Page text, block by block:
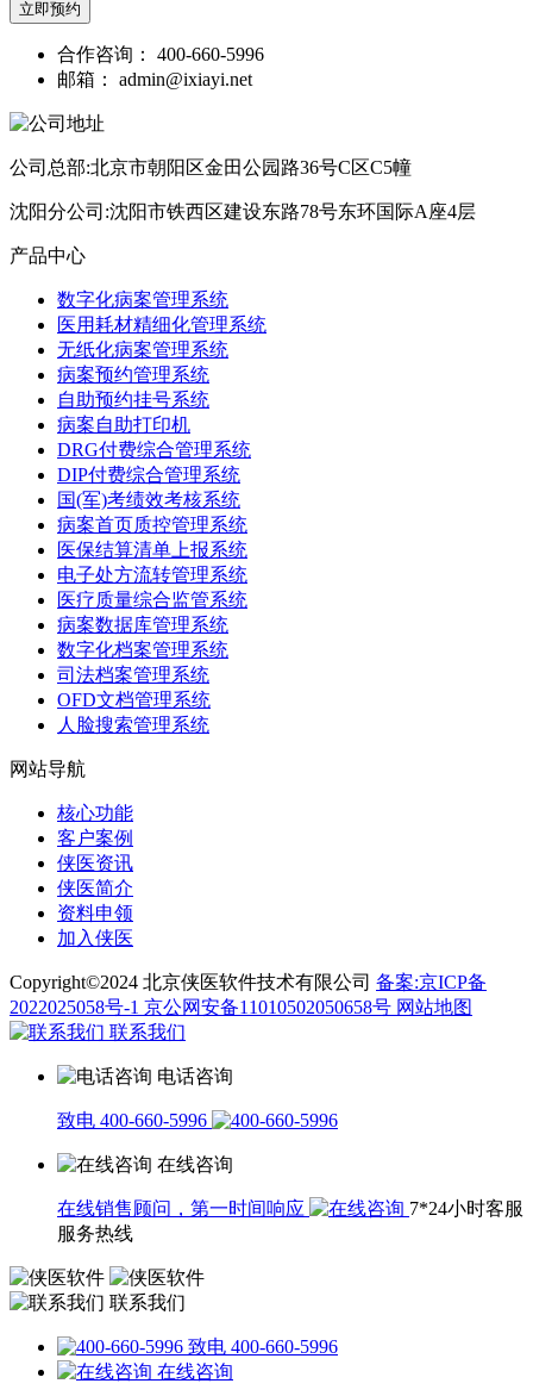
立即预约
合作咨询： 400-660-5996
邮箱： admin@ixiayi.net
公司总部:北京市朝阳区金田公园路36号C区C5幢
沈阳分公司:沈阳市铁西区建设东路78号东环国际A座4层
产品中心
数字化病案管理系统
医用耗材精细化管理系统
无纸化病案管理系统
病案预约管理系统
自助预约挂号系统
病案自助打印机
DRG付费综合管理系统
DIP付费综合管理系统
国(军)考绩效考核系统
病案首页质控管理系统
医保结算清单上报系统
电子处方流转管理系统
医疗质量综合监管系统
病案数据库管理系统
数字化档案管理系统
司法档案管理系统
OFD文档管理系统
人脸搜索管理系统
网站导航
核心功能
客户案例
侠医资讯
侠医简介
资料申领
加入侠医
Copyright©2024 北京侠医软件技术有限公司 备案:京ICP备
2022025058号-1 京公网安备11010502050658号 网站地图
联系我们
电话咨询
致电 400-660-5996
在线咨询
在线销售顾问，第一时间响应
7*24小时客服
服务热线
联系我们
致电 400-660-5996
在线咨询